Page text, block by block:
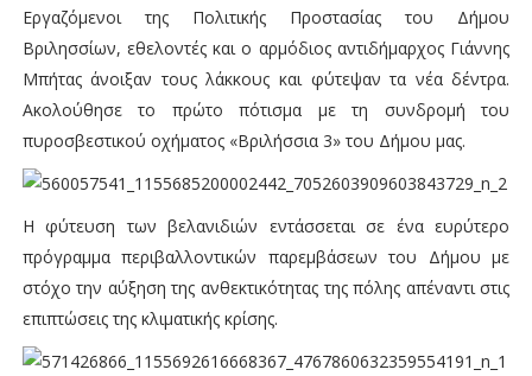
Εργαζόμενοι της Πολιτικής Προστασίας του Δήμου
Βριλησσίων, εθελοντές και ο αρμόδιος αντιδήμαρχος Γιάννης
Μπήτας άνοιξαν τους λάκκους και φύτεψαν τα νέα δέντρα.
Ακολούθησε το πρώτο πότισμα με τη συνδρομή του
πυροσβεστικού οχήματος «Βριλήσσια 3» του Δήμου μας.
Η φύτευση των βελανιδιών εντάσσεται σε ένα ευρύτερο
πρόγραμμα περιβαλλοντικών παρεμβάσεων του Δήμου με
στόχο την αύξηση της ανθεκτικότητας της πόλης απέναντι στις
επιπτώσεις της κλιματικής κρίσης.